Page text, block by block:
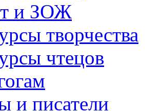
и ЗОЖ
творчества
чтецов
и писатели